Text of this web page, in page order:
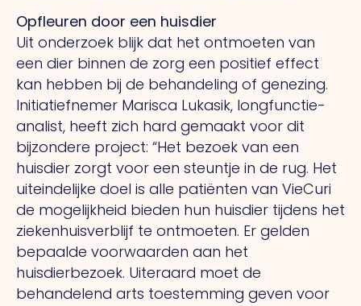
Opfleuren door een huisdier
Uit onderzoek blijk dat het ontmoeten van
een dier binnen de zorg een positief effect
kan hebben bij de behandeling of genezing.
Initiatiefnemer Marisca Lukasik, longfunctie-
analist, heeft zich hard gemaakt voor dit
bijzondere project: “Het bezoek van een
huisdier zorgt voor een steuntje in de rug. Het
uiteindelijke doel is alle patiënten van VieCuri
de mogelijkheid bieden hun huisdier tijdens het
ziekenhuisverblijf te ontmoeten. Er gelden
bepaalde voorwaarden aan het
huisdierbezoek. Uiteraard moet de
behandelend arts toestemming geven voor